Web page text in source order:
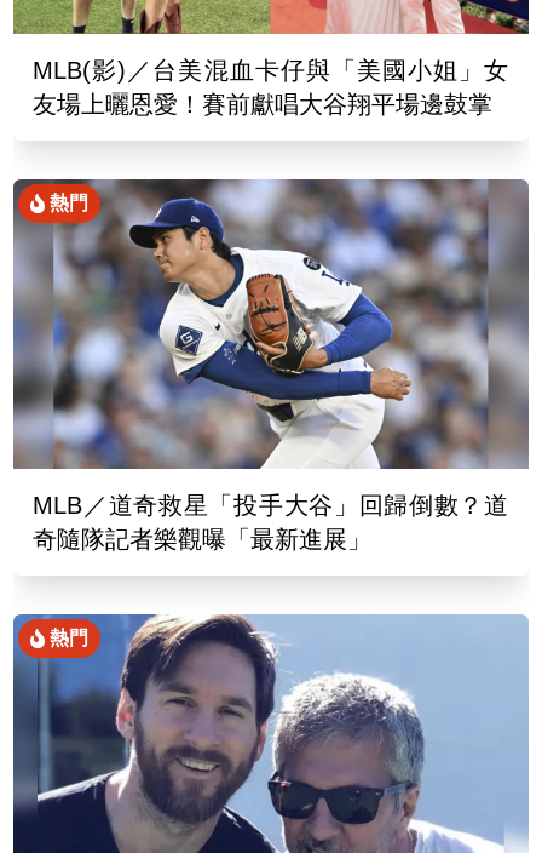
MLB(影)／台美混血卡仔與「美國小姐」女
友場上曬恩愛！賽前獻唱大谷翔平場邊鼓掌
熱門
MLB／道奇救星「投手大谷」回歸倒數？道
奇隨隊記者樂觀曝「最新進展」
熱門